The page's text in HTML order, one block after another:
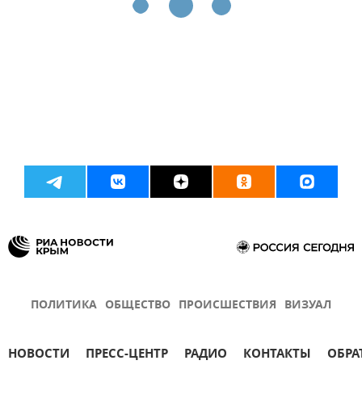
ПОЛИТИКА ОБЩЕСТВО ПРОИСШЕСТВИЯ ВИЗУАЛ
НОВОСТИ ПРЕСС-ЦЕНТР РАДИО КОНТАКТЫ